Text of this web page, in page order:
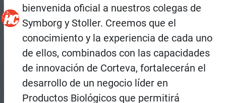
bienvenida oficial a nuestros colegas de
Symborg y Stoller. Creemos que el
conocimiento y la experiencia de cada uno
de ellos, combinados con las capacidades
de innovación de Corteva, fortalecerán el
desarrollo de un negocio líder en
Productos Biológicos que permitirá